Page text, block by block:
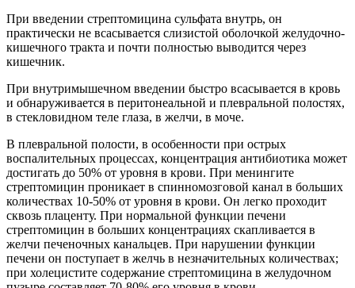
При введении стрептомицина сульфата внутрь, он
практически не всасывается слизистой оболочкой желудочно-
кишечного тракта и почти полностью выводится через
кишечник.
При внутримышечном введении быстро всасывается в кровь
и обнаруживается в перитонеальной и плевральной полостях,
в стекловидном теле глаза, в желчи, в моче.
В плевральной полости, в особенности при острых
воспалительных процессах, концентрация антибиотика может
достигать до 50% от уровня в крови. При менингите
стрептомицин проникает в спинномозговой канал в больших
количествах 10-50% от уровня в крови. Он легко проходит
сквозь плаценту. При нормальной функции печени
стрептомицин в больших концентрациях скапливается в
желчи печеночных канальцев. При нарушении функции
печени он поступает в желчь в незначительных количествах;
при холецистите содержание стрептомицина в желудочном